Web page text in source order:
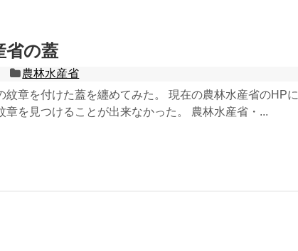
省の蓋
農林水産省
紋章を付けた蓋を纏めてみた。 現在の農林水産省のHPに
章を見つけることが出来なかった。 農林水産省・...